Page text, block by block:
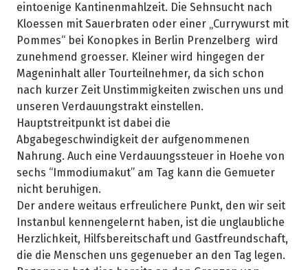
eintoenige Kantinenmahlzeit. Die Sehnsucht nach
Kloessen mit Sauerbraten oder einer „Currywurst mit
Pommes“ bei Konopkes in Berlin Prenzelberg wird
zunehmend groesser. Kleiner wird hingegen der
Mageninhalt aller Tourteilnehmer, da sich schon
nach kurzer Zeit Unstimmigkeiten zwischen uns und
unseren Verdauungstrakt einstellen.
Hauptstreitpunkt ist dabei die
Abgabegeschwindigkeit der aufgenommenen
Nahrung. Auch eine Verdauungssteuer in Hoehe von
sechs “Immodiumakut” am Tag kann die Gemueter
nicht beruhigen.
Der andere weitaus erfreulichere Punkt, den wir seit
Instanbul kennengelernt haben, ist die unglaubliche
Herzlichkeit, Hilfsbereitschaft und Gastfreundschaft,
die die Menschen uns gegenueber an den Tag legen.